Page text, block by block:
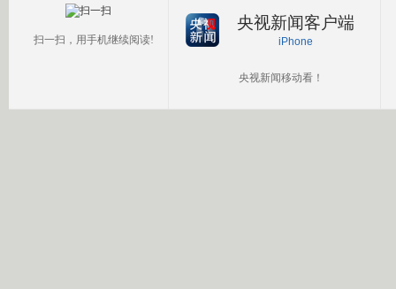
扫一扫，用手机继续阅读!
央视新闻客户端
iPhone
央视新闻移动看！